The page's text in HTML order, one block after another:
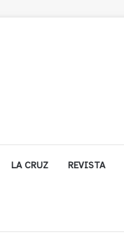
LA CRUZ REVISTA